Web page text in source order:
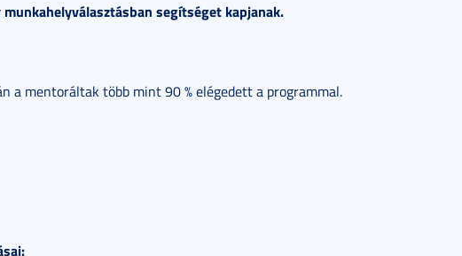
segítséget kapjanak.
a mentoráltak több mint 90 % elégedett a programmal.